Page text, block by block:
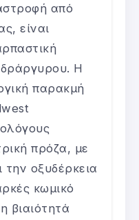
από
είναι
Η
παρακμή
πρόζα, με
την οξυδέρκεια
κωμικό
βιαιότητά